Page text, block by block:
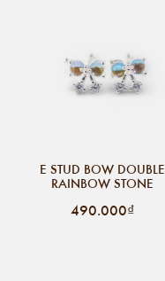
E STUD BOW DOUBLE
RAINBOW STONE
490.000₫